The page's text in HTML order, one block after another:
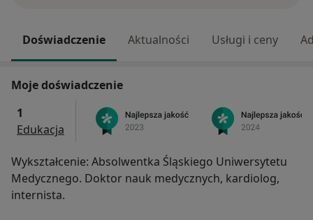
Doświadczenie Aktualności Usługi i ceny
Moje doświadczenie
1
Edukacja
Wykształcenie: Absolwentka Śląskiego Uniwersytetu
Medycznego. Doktor nauk medycznych, kardiolog,
internista.